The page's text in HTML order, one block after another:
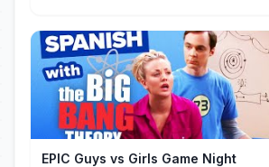
EPIC Guys vs Girls Game Night